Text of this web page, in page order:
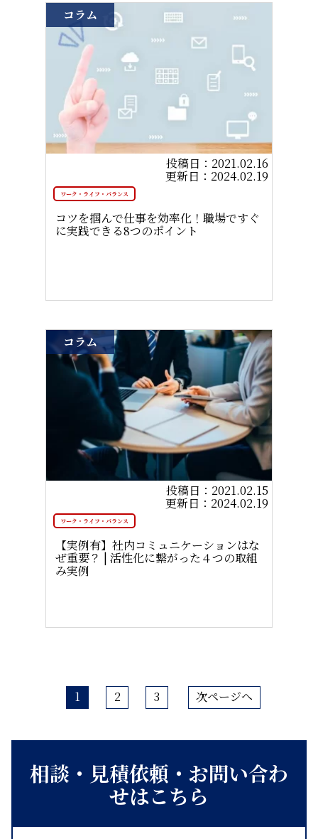
コラム
2021.02.16
2024.02.19
ワーク・ライフ・バランス
コツを掴んで仕事を効率化！職場ですぐ
に実践できる8つのポイント
コラム
2021.02.15
2024.02.19
ワーク・ライフ・バランス
【実例有】社内コミュニケーションはな
ぜ重要？ | 活性化に繋がった４つの取組
み実例
1 2 3 次ページへ
相談・見積依頼・お問い合わ
せはこちら